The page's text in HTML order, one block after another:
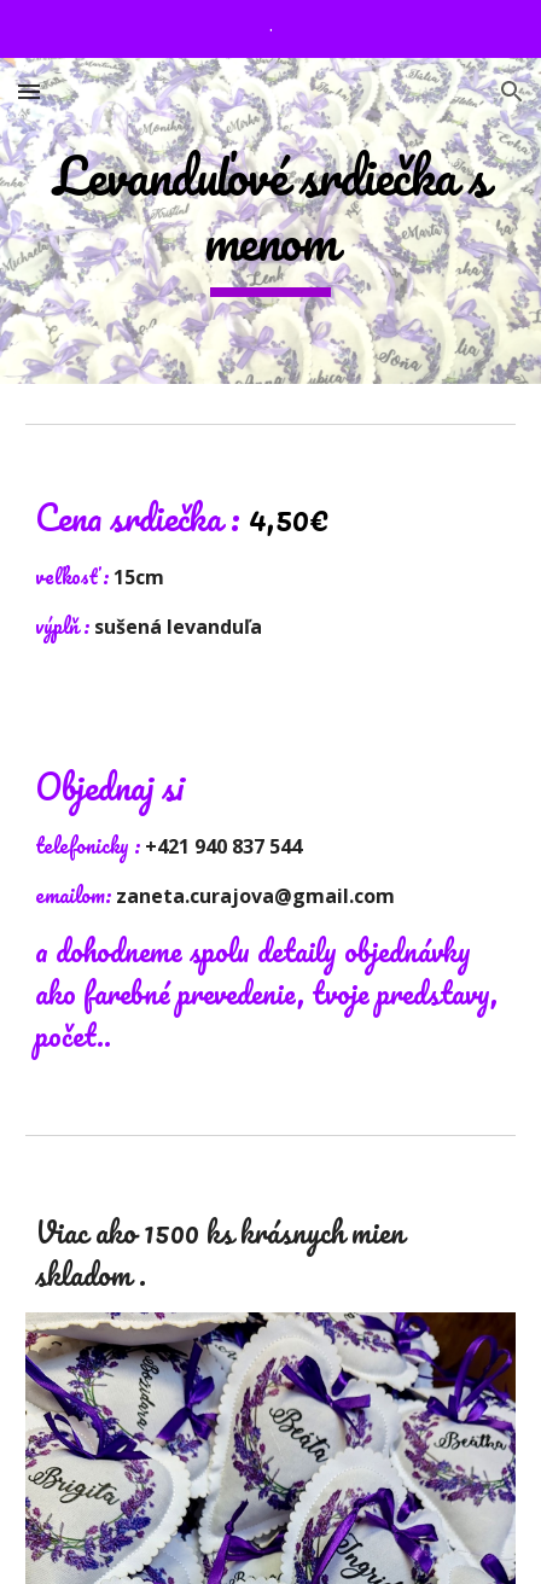
.
Levanduľové srdiečka s
menom
Cenasrdiečka:4,50€
veľkosť : 15cm
výplň: sušená levanduľa
Objednaj si
telefonicky : +421 940 837 544
emailom: zaneta.curajova@gmail.com
a dohodneme spolu detaily objednávky
ako farebné prevedenie, tvoje predstavy,
počet..
Viac ako 1500 ks krásnych mien
skladom.